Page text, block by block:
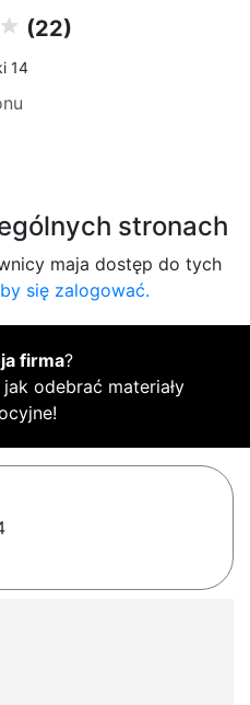
(22)
14
stronach
maja dostęp do tych
się zalogować.
firma?
odebrać materiały